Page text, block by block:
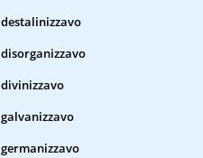
destalinizzavo
disorganizzavo
divinizzavo
galvanizzavo
germanizzavo